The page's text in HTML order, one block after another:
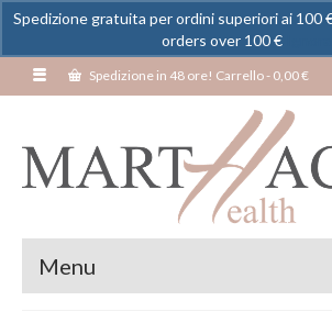
Spedizione in 48 ore! Carrello- 0,00€
Menu
Spedizione gratuita per ordini superiori ai 100
orders over 100 €